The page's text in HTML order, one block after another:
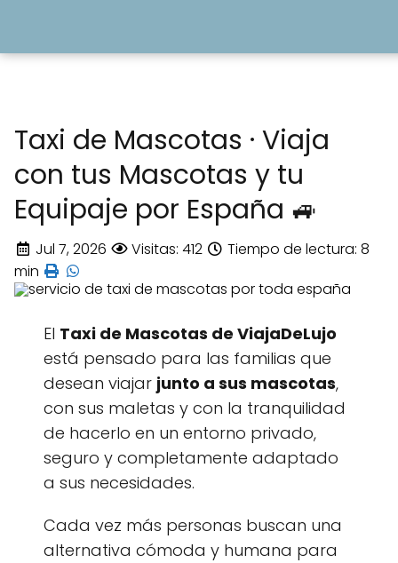
Taxi de Mascotas · Viaja
con tus Mascotas y tu
Equipaje por España 🚙
Jul 7, 2026 Visitas: 412
Tiempo de lectura: 8
min
El Taxi de Mascotas de ViajaDeLujo
está pensado para las familias que
desean viajar junto a sus mascotas,
con sus maletas y con la tranquilidad
de hacerlo en un entorno privado,
seguro y completamente adaptado
a sus necesidades.
Cada vez más personas buscan una
alternativa cómoda y humana para